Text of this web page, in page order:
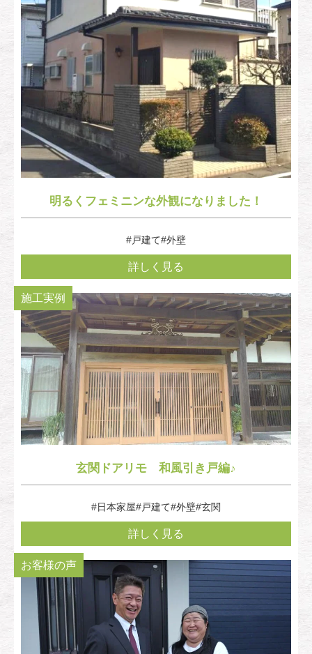
明るくフェミニンな外観になりました！
#戸建て#外壁
詳しく見る
施工実例
玄関ドアリモ 和風引き戸編♪
#日本家屋#戸建て#外壁#玄関
詳しく見る
お客様の声